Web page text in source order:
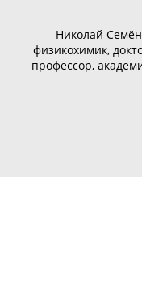
Николай
физикохимик,
профессор,